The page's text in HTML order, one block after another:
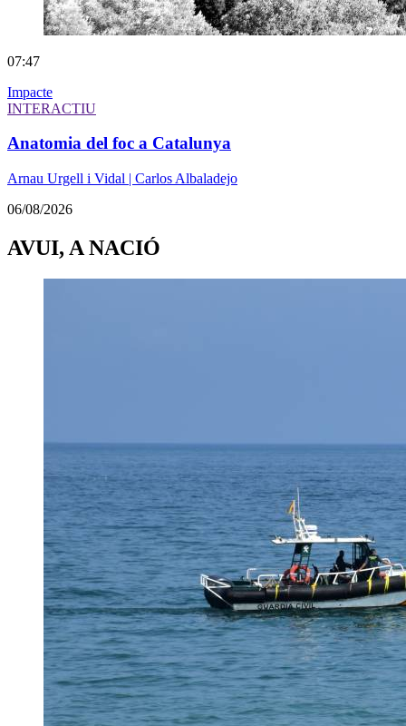
07:47
Impacte
INTERACTIU
Anatomia del foc a Catalunya
Arnau Urgell i Vidal | Carlos Albaladejo
06/08/2026
AVUI, A NACIÓ